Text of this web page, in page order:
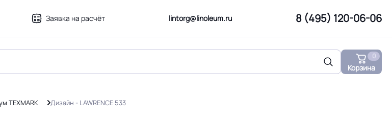
Заявка на расчёт lintorg@linoleum.ru 8 (495) 120-06-06
Корзина
0
TEXMARK Дизайн - LAWRENCE 533